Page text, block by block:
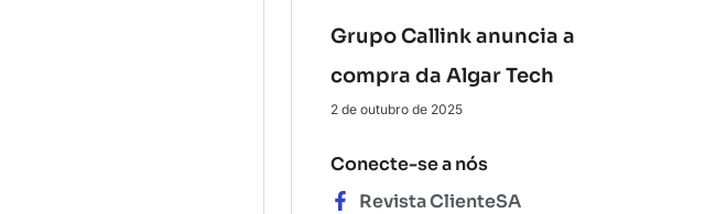
Grupo Callink anuncia a
compra da Algar Tech
2 de outubro de 2025
Conecte-se a nós
Revista ClienteSA